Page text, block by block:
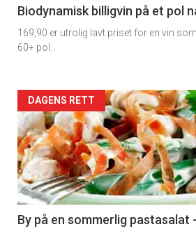
4
Biodynamisk billigvin på et pol
169,90 er utrolig lavt priset for en vin
60+ pol.
Forsiden
akkurat
nå
-
5
DAGENS RETT
By på en sommerlig